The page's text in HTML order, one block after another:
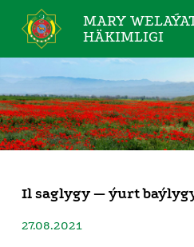
MARY
HÄKIMLIGI
Il saglygy — ýurt
27.08.2021